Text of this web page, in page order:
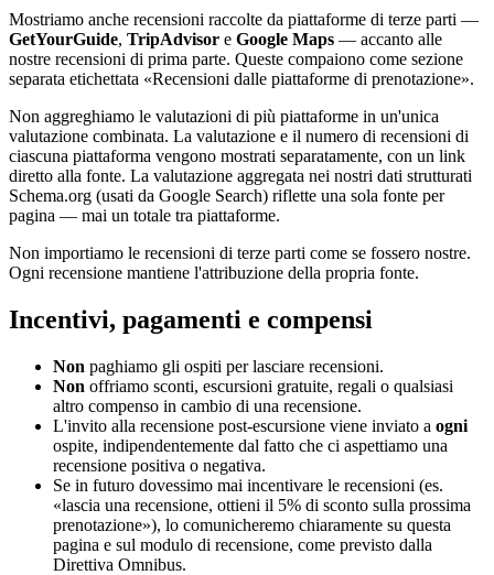
Mostriamo anche recensioni raccolte da piattaforme di terze parti —
GetYourGuide, TripAdvisor e Google Maps — accanto alle
nostre recensioni di prima parte. Queste compaiono come sezione
separata etichettata «Recensioni dalle piattaforme di prenotazione».
Non aggreghiamo le valutazioni di più piattaforme in un'unica
valutazione combinata. La valutazione e il numero di recensioni di
ciascuna piattaforma vengono mostrati separatamente, con un link
diretto alla fonte. La valutazione aggregata nei nostri dati strutturati
Schema.org (usati da Google Search) riflette una sola fonte per
pagina — mai un totale tra piattaforme.
Non importiamo le recensioni di terze parti come se fossero nostre.
Ogni recensione mantiene l'attribuzione della propria fonte.
Incentivi, pagamenti e compensi
Non paghiamo gli ospiti per lasciare recensioni.
Non offriamo sconti, escursioni gratuite, regali o qualsiasi
altro compenso in cambio di una recensione.
L'invito alla recensione post-escursione viene inviato a ogni
ospite, indipendentemente dal fatto che ci aspettiamo una
recensione positiva o negativa.
Se in futuro dovessimo mai incentivare le recensioni (es.
«lascia una recensione, ottieni il 5% di sconto sulla prossima
prenotazione»), lo comunicheremo chiaramente su questa
pagina e sul modulo di recensione, come previsto dalla
Direttiva Omnibus.